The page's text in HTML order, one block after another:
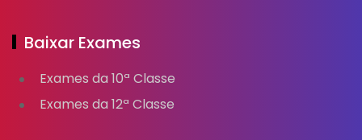
Baixar Exames
Exames da 10ª Classe
Exames da 12ª Classe